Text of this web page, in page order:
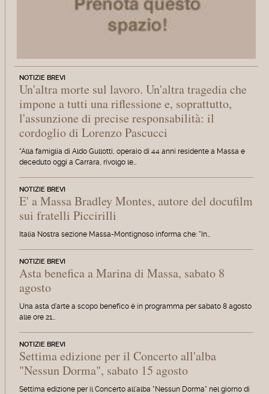
NOTIZIE BREVI
Un'altra morte sul lavoro. Un'altra tragedia che
impone a tutti una riflessione e, soprattutto,
l'assunzione di precise responsabilità: il
cordoglio di Lorenzo Pascucci
"Alla famiglia di Aldo Gullotti, operaio di 44 anni residente a Massa e
deceduto oggi a Carrara, rivolgo le…
NOTIZIE BREVI
E' a Massa Bradley Montes, autore del docufilm
sui fratelli Piccirilli
Italia Nostra sezione Massa-Montignoso informa che: "In…
NOTIZIE BREVI
Asta benefica a Marina di Massa, sabato 8
agosto
Una asta d'arte a scopo benefico è in programma per sabato 8 agosto
alle ore 21…
NOTIZIE BREVI
Settima edizione per il Concerto all'alba
"Nessun Dorma", sabato 15 agosto
Settima edizione per il Concerto all'alba "Nessun Dorma" nel giorno di